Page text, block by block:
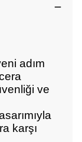
adım
ve
karşı